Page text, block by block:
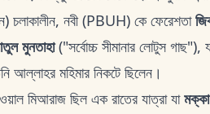
চলাকালীন, নবী (PBUH) কে ফেরেশতা
মুনতাহা("সর্বোচ্চ সীমানার লোটুস গাছ"),
আল্লাহর মহিমার নিকটে ছিলেন।
মিআরাজ ছিল এক রাতের যাত্রা যামক্কা